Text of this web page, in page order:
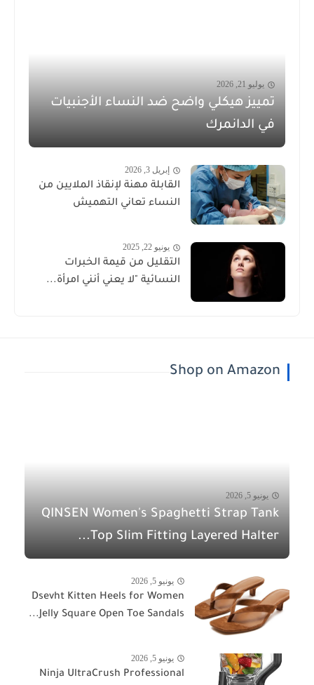
يوليو 21, 2026
تمييز هيكلي واضح ضد النساء الأجنبيات
في الدانمرك
إبريل 3, 2026
القابلة مهنة لإنقاذ الملايين من
النساء تعاني التهميش
يونيو 22, 2025
التقليل من قيمة الخبرات
النسائية "لا يعني أنني امرأة...
Shop on Amazon
يونيو 5, 2026
QINSEN Women's Spaghetti Strap Tank
Top Slim Fitting Layered Halter...
يونيو 5, 2026
Dsevht Kitten Heels for Women
Jelly Square Open Toe Sandals...
يونيو 5, 2026
Ninja UltraCrush Professional